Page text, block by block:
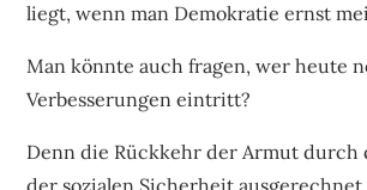
liegt, wenn man Demokratie ernst
Man könnte auch fragen, wer heute
Verbesserungen eintritt?
Denn die Rückkehr der Armut durch